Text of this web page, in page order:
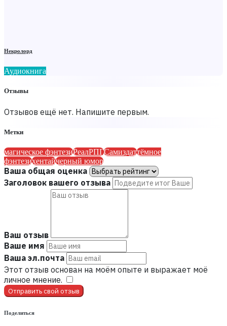
Некролорд
Аудиокнига
Отзывы
Отзывов ещё нет. Напишите первым.
Метки
магическое фэнтезиРеалРПГСамиздаттёмное
фэнтезихентайчерный юмор
Ваша общая оценка
Заголовок вашего отзыва
Ваш отзыв
Ваше имя
Ваша эл.почта
Этот отзыв основан на моём опыте и выражает моё
личное мнение.
Отправить свой отзыв
Поделиться